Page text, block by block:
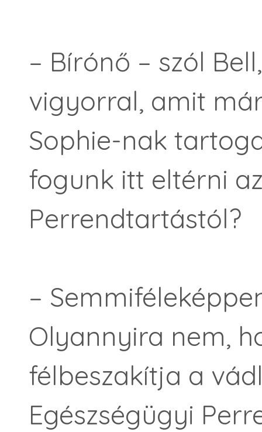
– Bírónő – szól
vigyorral, amit
Sophie-nak
fogunk itt eltérni
Perrendtartástól?
–
Olyannyira nem,
félbeszakítja a
Egészségügyi